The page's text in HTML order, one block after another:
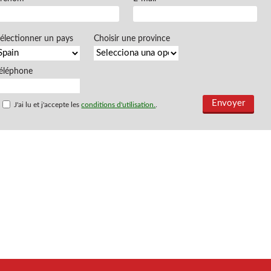
un pays Choisir une province
J'ai lu et j'accepte lesconditions d'utilisation.